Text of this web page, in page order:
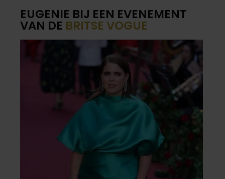
EUGENIE BIJ EEN EVENEMENT
VAN DE BRITSE VOGUE